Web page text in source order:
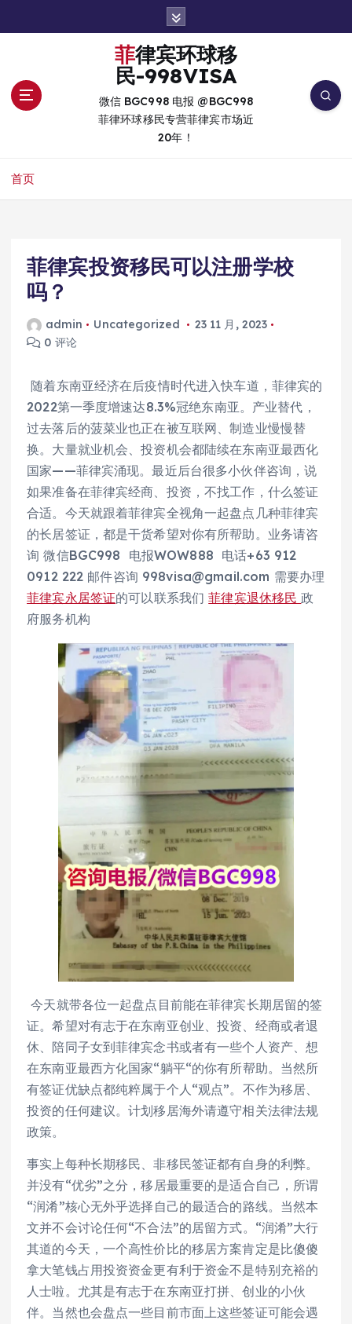
菲律宾环球移
民-998VISA
微信 BGC998 电报 @BGC998
菲律环球移民专营菲律宾市场近
20年！
首页
菲律宾投资移民可以注册学校
吗？
admin Uncategorized
23 11 月, 2023
0 评论
随着东南亚经济在后疫情时代进入快车道，菲律宾的
2022第一季度增速达8.3%冠绝东南亚。产业替代，
过去落后的菠菜业也正在被互联网、制造业慢慢替
换。大量就业机会、投资机会都陆续在东南亚最西化
国家——菲律宾涌现。最近后台很多小伙伴咨询，说
如果准备在菲律宾经商、投资，不找工作，什么签证
合适。今天就跟着菲律宾全视角一起盘点几种菲律宾
的长居签证，都是干货希望对你有所帮助。业务请咨
询 微信BGC998 电报WOW888 电话+63 912
0912 222 邮件咨询 998visa@gmail.com 需要办理
菲律宾永居签证的可以联系我们菲律宾退休移民政
府服务机构
今天就带各位一起盘点目前能在菲律宾长期居留的签
证。希望对有志于在东南亚创业、投资、经商或者退
休、陪同子女到菲律宾念书或者有一些个人资产、想
在东南亚最西方化国家“躺平“的你有所帮助。当然所
有签证优缺点都纯粹属于个人“观点”。不作为移居、
投资的任何建议。计划移居海外请遵守相关法律法规
政策。
事实上每种长期移民、非移民签证都有自身的利弊。
并没有“优劣”之分，移居最重要的是适合自己，所谓
“润淆”核心无外乎选择自己的最适合的路线。当然本
文并不会讨论任何“不合法”的居留方式。“润淆”大行
其道的今天，一个高性价比的移居方案肯定是比傻傻
拿大笔钱占用投资资金更有利于资金不是特别充裕的
人士啦。尤其是有志于在东南亚打拼、创业的小伙
伴。当然也会盘点一些目前市面上这些签证可能会遇